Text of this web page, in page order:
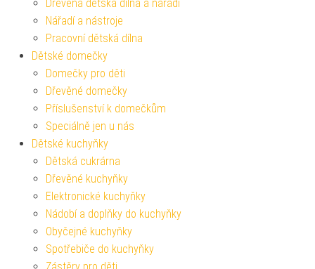
Dřevěná dětská dílna a nářadí
Nářadí a nástroje
Pracovní dětská dílna
Dětské domečky
Domečky pro děti
Dřevěné domečky
Příslušenství k domečkům
Speciálně jen u nás
Dětské kuchyňky
Dětská cukrárna
Dřevěné kuchyňky
Elektronické kuchyňky
Nádobí a doplňky do kuchyňky
Obyčejné kuchyňky
Spotřebiče do kuchyňky